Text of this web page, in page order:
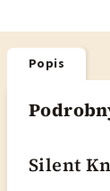
Popis
Silent